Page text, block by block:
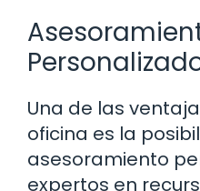
Una de las
oficina es la
asesoramiento
expertos en